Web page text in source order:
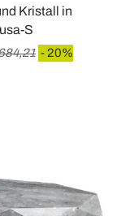
Kristall in
S
- 20%